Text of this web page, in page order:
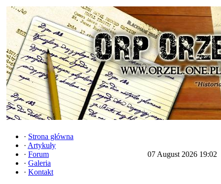
· Strona główna
· Artykuły
· Forum
· Galeria
· Kontakt
07 August 2026 19:02